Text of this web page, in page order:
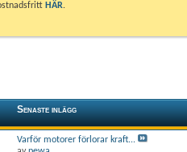
HÄR.
Senaste inlägg
Varför motorer förlorar kraft...